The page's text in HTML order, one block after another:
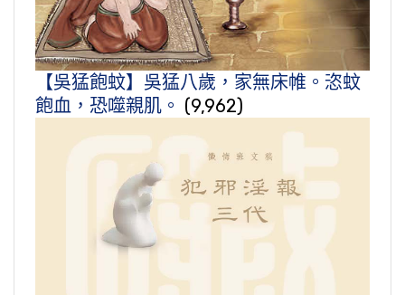
【吳猛飽蚊】吳猛八歲，家無床帷。恣蚊
飽血，恐噬親肌。 (9,962)